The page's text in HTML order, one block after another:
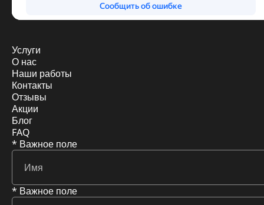
Услуги
О нас
Наши работы
Контакты
Отзывы
Акции
Блог
FAQ
* Важное поле
* Важное поле